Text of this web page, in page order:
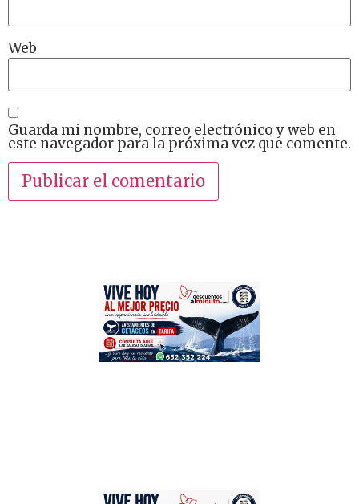
Web
Guarda mi nombre, correo electrónico y web en
este navegador para la próxima vez que comente.